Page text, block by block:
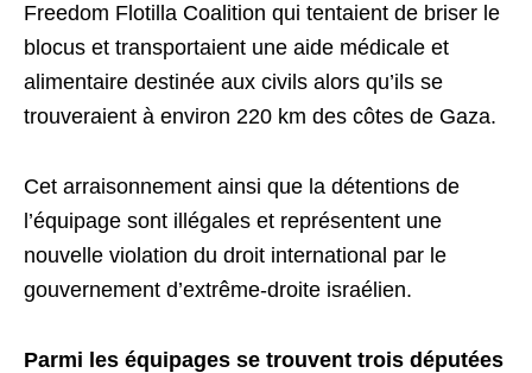
Freedom Flotilla Coalition qui tentaient de briser le
blocus et transportaient une aide médicale et
alimentaire destinée aux civils alors qu’ils se
trouveraient à environ 220 km des côtes de Gaza.
Cet arraisonnement ainsi que la détentions de
l’équipage sont illégales et représentent une
nouvelle violation du droit international par le
gouvernement d’extrême-droite israélien.
Parmi les équipages se trouvent trois députées